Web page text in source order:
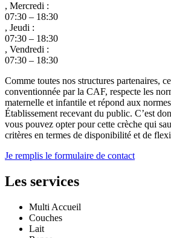
, Mercredi :
07:30 – 18:30
, Jeudi :
07:30 – 18:30
, Vendredi :
07:30 – 18:30
Comme toutes nos structures partenaires,
conventionnée par la CAF, respecte les
maternelle et infantile et répond aux
Établissement recevant du public. C’est
vous pouvez opter pour cette crèche qui
critères en termes de disponibilité et de
Je remplis le formulaire de contact
Les services
Multi Accueil
Couches
Lait